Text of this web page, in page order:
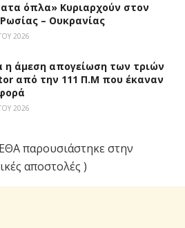
όπλα» Κυριαρχούν στον
– Ουκρανίας
2026
η άμεση απογείωση των τριών
από την 111 Π.M που έκαναν
2026
παρουσιάστηκε στην
αποστολές )